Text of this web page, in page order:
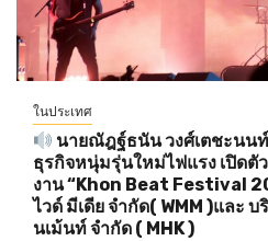
ในประเทศ
นายณัฎฐ์ธนัน วงศ์เตชะนน
ธุรกิจหนุ่มรุ่นใหม่ไฟแรง เปิดตั
งาน “Khon Beat Festival
ไวด์ มีเดีย จำกัด( WMM )และ
นเม้นท์ จำกัด ( MHK )